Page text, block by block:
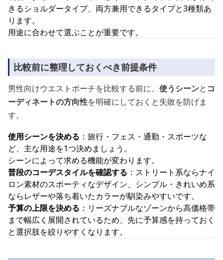
きるショルダータイプ、両方兼用できるタイプと3種類あ
ります。
用途に合わせて選ぶことが重要です。
比較前に整理しておくべき前提条件
男性向けウエストポーチを比較する前に、 使うシーンと コ
ーディネートの方向性を明確にしておくと失敗を防げま
す。
使用シーンを決める ：旅行・フェス・通勤・スポーツな
ど、主な用途を1つ決めましょう。
シーンによって求める機能が変わります。
普段のコーデスタイルを確認する ：ストリート系ならナイ
ロン素材のスポーティなデザイン、シンプル・きれいめ系
ならレザーや落ち着いたカラーが馴染みやすいです。
予算の上限を決める ：リーズナブルなゾーンから高価格帯
まで幅広く展開されているため、先に予算感を持っておく
と選択肢を絞りやすくなります。